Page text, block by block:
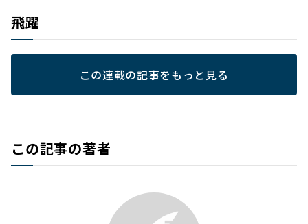
飛躍
この連載の記事をもっと見る
この記事の著者